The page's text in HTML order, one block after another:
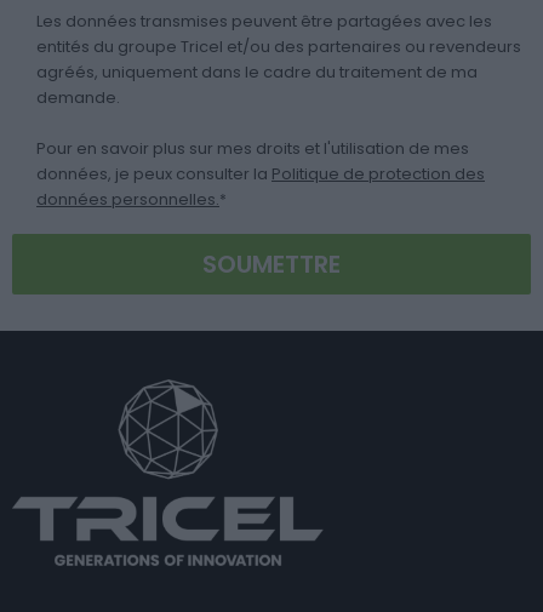
Les données transmises peuvent être partagées avec les
entités du groupe Tricel et/ou des partenaires ou revendeurs
agréés, uniquement dans le cadre du traitement de ma
demande.
Pour en savoir plus sur mes droits et l'utilisation de mes
données, je peux consulter la Politique de protection des
données personnelles.*